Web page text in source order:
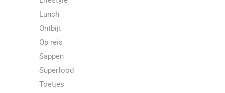
Lunch
Ontbijt
Op reis
Sappen
Superfood
Toetjes